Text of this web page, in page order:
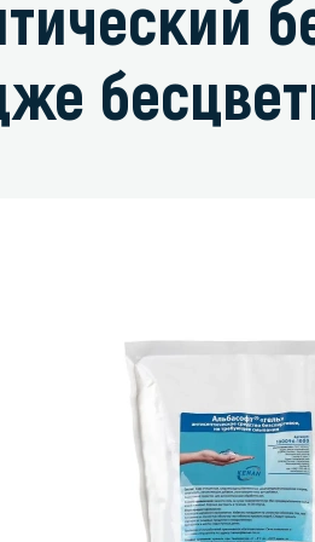
Средства
Средства